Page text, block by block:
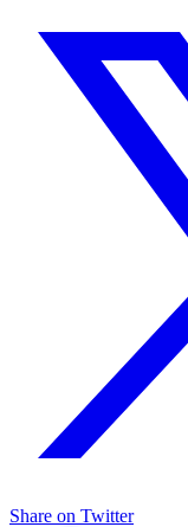
Share on Twitter